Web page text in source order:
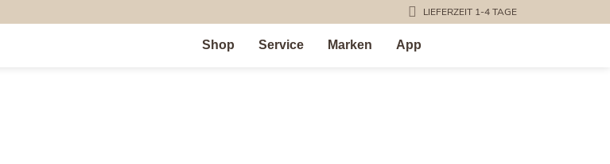
LIEFERZEIT 1-4 TAGE
Shop Service Marken App